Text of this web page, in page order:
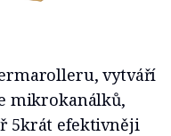
vytváří
mikrokanálků,
5krát efektivněji